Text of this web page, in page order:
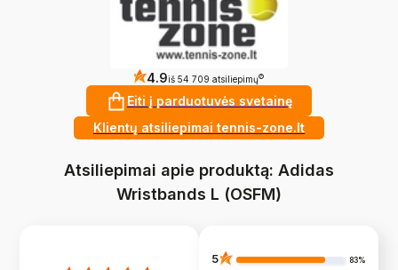
4.9iš 54 709 atsiliepimų ?
Eiti į parduotuvės svetainę
Klientų atsiliepimai tennis-zone.lt
Atsiliepimai apie produktą: Adidas
Wristbands L (OSFM)
5 83%